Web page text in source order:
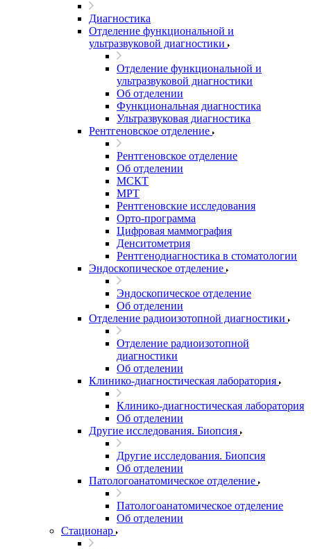
Диагностика
Отделение функциональной и
ультразвуковой диагностики
Отделение функциональной и
ультразвуковой диагностики
Об отделении
Функциональная диагностика
Ультразвуковая диагностика
Рентгеновское отделение
Рентгеновское отделение
Об отделении
МСКТ
МРТ
Рентгеновские исследования
Орто-программа
Цифровая маммография
Денситометрия
Рентгенодиагностика в стоматологии
Эндоскопическое отделение
Эндоскопическое отделение
Об отделении
Отделение радиоизотопной диагностики
Отделение радиоизотопной
диагностики
Об отделении
Клинико-диагностическая лаборатория
Клинико-диагностическая лаборатория
Об отделении
Другие исследования. Биопсия
Другие исследования. Биопсия
Об отделении
Патологоанатомическое отделение
Патологоанатомическое отделение
Об отделении
Стационар